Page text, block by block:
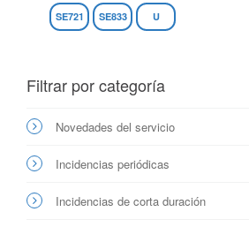
SE721 SE833 U
Filtrar por categoría
Novedades del servicio
Incidencias periódicas
Incidencias de corta duración